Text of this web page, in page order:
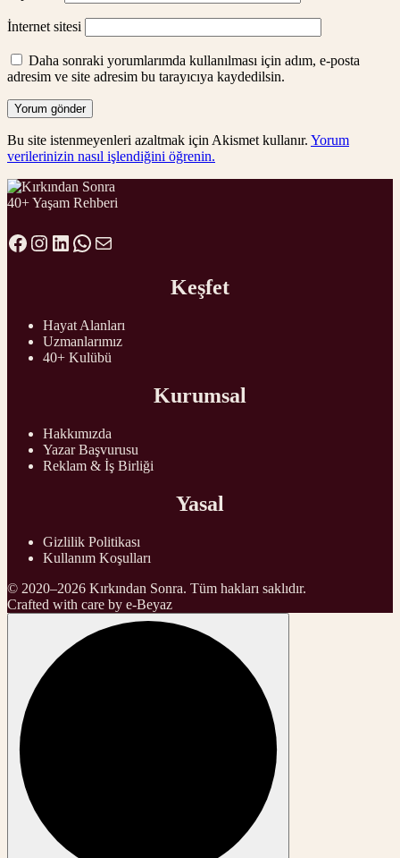
İnternet sitesi
Daha sonraki yorumlarımda kullanılması için adım, e-posta
adresim ve site adresim bu tarayıcıya kaydedilsin.
Bu site istenmeyenleri azaltmak için Akismet kullanır. Yorum
verilerinizin nasıl işlendiğini öğrenin.
40+ Yaşam Rehberi
Facebook
Instagram
LinkedIn
WhatsApp
E-posta
Keşfet
Hayat Alanları
Uzmanlarımız
40+ Kulübü
Kurumsal
Hakkımızda
Yazar Başvurusu
Reklam & İş Birliği
Yasal
Gizlilik Politikası
Kullanım Koşulları
© 2020–2026 Kırkından Sonra. Tüm hakları saklıdır.
Crafted with care by e-Beyaz